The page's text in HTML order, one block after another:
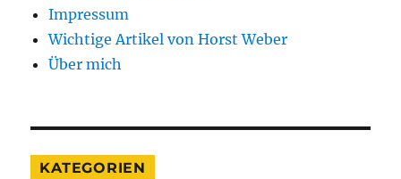
Impressum
Wichtige Artikel von Horst Weber
Über mich
KATEGORIEN